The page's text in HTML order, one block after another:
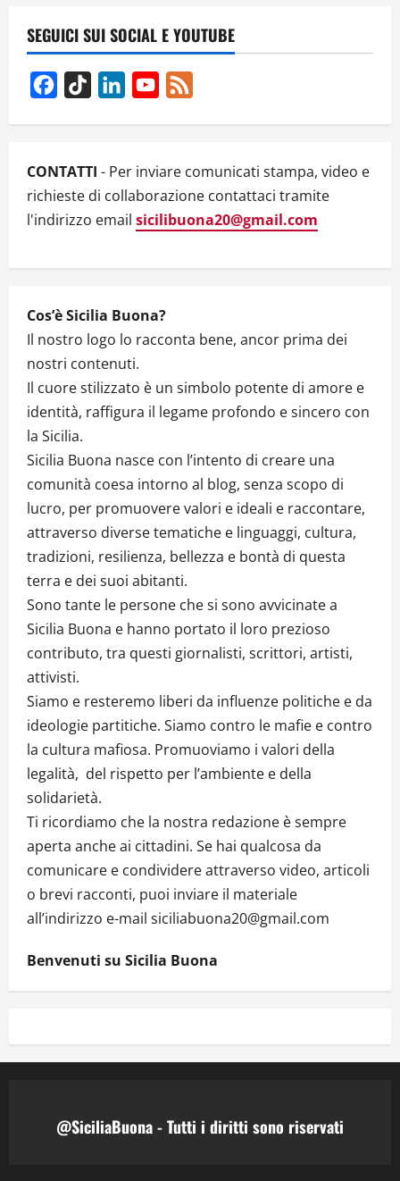
i
g
a
t
i
n
SEGUICI SUI SOCIAL E YOUTUBE
Facebook
TikTok LinkedInYouTube
CONTATTI - Per inviare comunicati stampa, video e
richieste di collaborazione contattaci tramite
l'indirizzo email sicilibuona20@gmail.com
Cos’è Sicilia Buona?
Il nostro logo lo racconta bene, ancor prima dei
nostri contenuti.
Il cuore stilizzato è un simbolo potente di amore e
identità, raffigura il legame profondo e sincero con
la Sicilia.
Sicilia Buona nasce con l’intento di creare una
comunità coesa intorno al blog, senza scopo di
lucro, per promuovere valori e ideali e raccontare,
attraverso diverse tematiche e linguaggi, cultura,
tradizioni, resilienza, bellezza e bontà di questa
terra e dei suoi abitanti.
Sono tante le persone che si sono avvicinate a
Sicilia Buona e hanno portato il loro prezioso
contributo, tra questi giornalisti, scrittori, artisti,
attivisti.
Siamo e resteremo liberi da influenze politiche e da
ideologie partitiche. Siamo contro le mafie e contro
la cultura mafiosa. Promuoviamo i valori della
legalità, del rispetto per l’ambiente e della
solidarietà.
Ti ricordiamo che la nostra redazione è sempre
aperta anche ai cittadini. Se hai qualcosa da
comunicare e condividere attraverso video, articoli
o brevi racconti, puoi inviare il materiale
all’indirizzo e-mail siciliabuona20@gmail.com
Benvenuti su Sicilia Buona
@SiciliaBuona - Tutti i diritti sono riservati